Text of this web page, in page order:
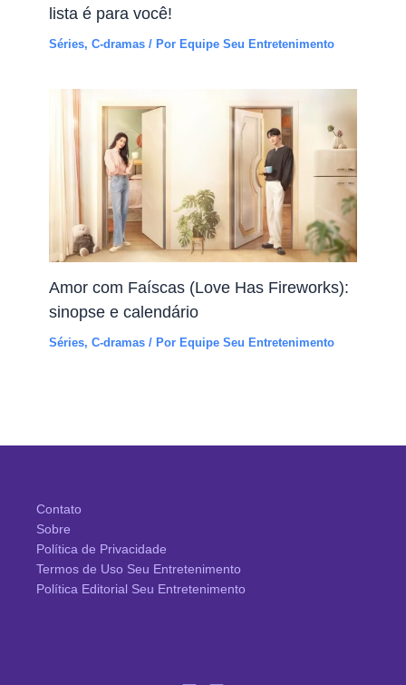
lista é para você!
Séries,C-dramas / Por Equipe Seu Entretenimento
Amor com Faíscas (Love Has Fireworks):
sinopse e calendário
Séries,C-dramas / Por Equipe Seu Entretenimento
Contato
Sobre
Política de Privacidade
Termos de Uso Seu Entretenimento
Política Editorial Seu Entretenimento